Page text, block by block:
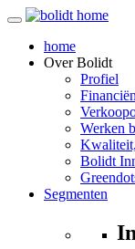
home
OverBolidt
Profiel
Financiën
Werken
Bolidt
Segmenten